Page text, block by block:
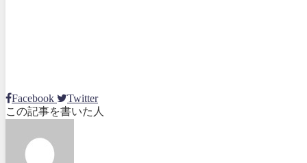
Facebook
Twitter
この記事を書いた人